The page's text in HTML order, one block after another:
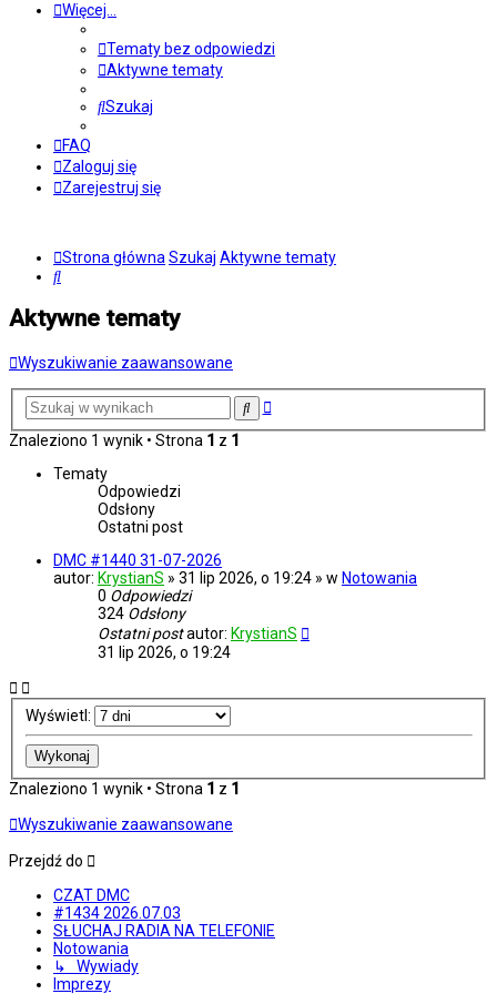
Więcej…
Tematy bez odpowiedzi
Aktywne tematy
Szukaj
FAQ
Zaloguj się
Zarejestruj się
Strona główna Szukaj Aktywne tematy
Szukaj
Aktywne tematy
Wyszukiwanie zaawansowane
SzukajWyszukiwanie
Znaleziono 1 wynik • Strona 1 z 1
Tematy
Odpowiedzi
Odsłony
Ostatni post
DMC #1440 31-07-2026
autor: KrystianS » 31 lip 2026, o 19:24 » w Notowania
0 Odpowiedzi
324 Odsłony
Ostatni postautor: KrystianS
31 lip 2026, o 19:24
Wyświetl:
Znaleziono 1 wynik • Strona 1 z 1
Wyszukiwanie zaawansowane
Przejdź do
CZAT DMC
#1434 2026.07.03
SŁUCHAJ RADIA NA TELEFONIE
Notowania
↳ Wywiady
Imprezy